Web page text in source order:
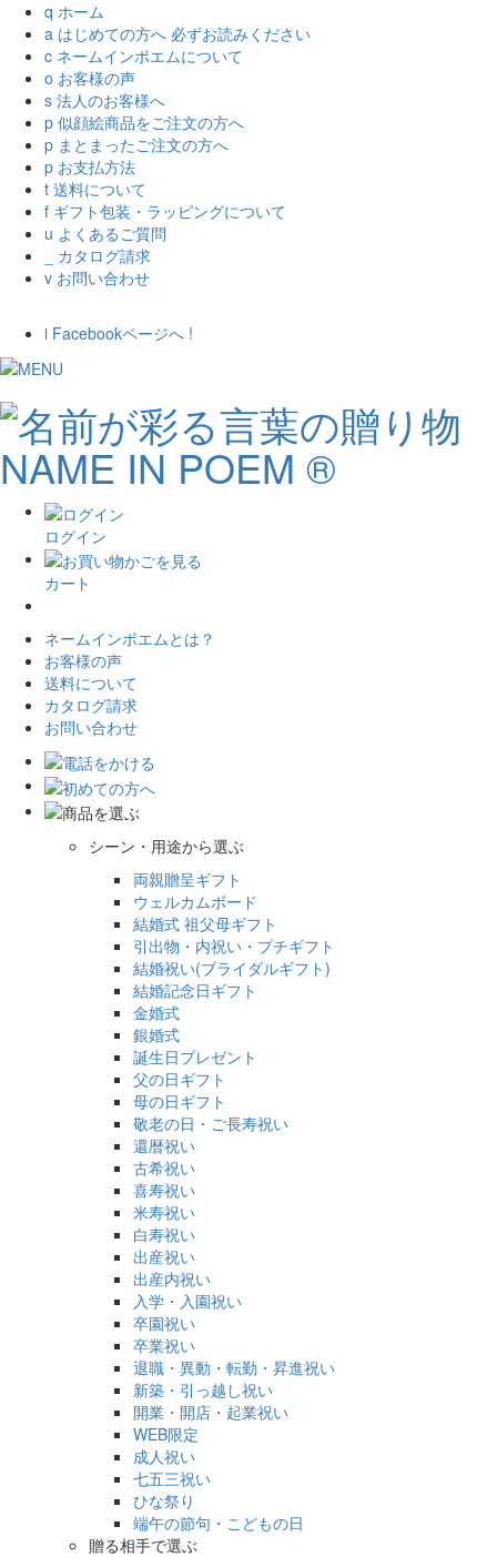
q ホーム
a はじめての方へ 必ずお読みください
c ネームインポエムについて
o お客様の声
s 法人のお客様へ
p 似顔絵商品をご注文の方へ
p まとまったご注文の方へ
p お支払方法
t 送料について
f ギフト包装・ラッピングについて
u よくあるご質問
カタログ請求
v お問い合わせ
i Facebookページへ !
ログイン
カート
ネームインポエムとは？
お客様の声
送料について
カタログ請求
お問い合わせ
シーン・用途から選ぶ
両親贈呈ギフト
ウェルカムボード
結婚式 祖父母ギフト
引出物・内祝い・プチギフト
結婚祝い(ブライダルギフト)
結婚記念日ギフト
金婚式
銀婚式
誕生日プレゼント
父の日ギフト
母の日ギフト
敬老の日・ご長寿祝い
還暦祝い
古希祝い
喜寿祝い
米寿祝い
白寿祝い
出産祝い
出産内祝い
入学・入園祝い
卒園祝い
卒業祝い
退職・異動・転勤・昇進祝い
新築・引っ越し祝い
開業・開店・起業祝い
WEB限定
成人祝い
七五三祝い
ひな祭り
端午の節句・こどもの日
贈る相手で選ぶ